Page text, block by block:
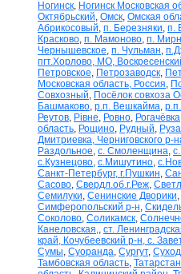
Ногинск, Ногинск Московская
Октябрьский, Омск, Омская
Абрикосовый, п. Березняки, п.
Красково, п. Мамоново, п.
Чернышевское, п. Чульман,
пгт.Хорлово, МО,
Петровское, Петрозаводск,
Московская область, Россия,
Совхозный, Посёлок совхоза
Башмаково, р.п. Вешкайма,
Реутов, Рівне, Ровно, Рогачёвка
область, Рощино, Рудный, Руза
Дмитриевка, Черниговского р-
Раздольное, с. Смоленщина,
с.Кузнецово, с.Мишутино,
Санкт-Петербург, г.Пушкин,
Сасово, Свердл.об.г.Реж,
Семилуки, Сенинские Дворики,
Симферопольский р-н,
Соколово, Соликамск,
Канеловская,, ст.
край, Кочубеевский р-н, с.
Сумы, Суоранда, Сургут,
Тамбовская область, Татарстан